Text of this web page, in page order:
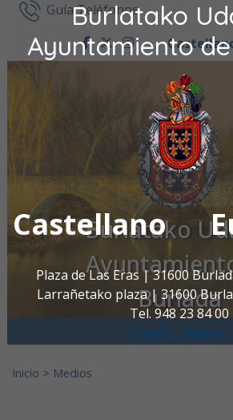
Burlatako
Ayuntamiento
Castellano
Plaza de Las Eras | 31600
Larrañetako plaza | 31600
Tel. 948 23 84 00
oac@burlada.es
Ir al contenidoGuía Teléfonos
facebook
twitter
instagram
Burlatako
Burlada
Inicio > Medios